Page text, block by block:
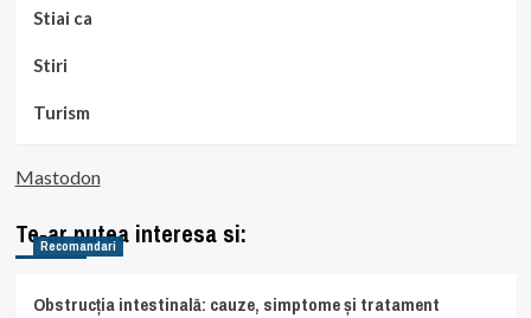
Stiai ca
Stiri
Turism
Mastodon
Te-ar putea interesa si:
Recomandari
Obstrucția intestinală: cauze, simptome și tratament